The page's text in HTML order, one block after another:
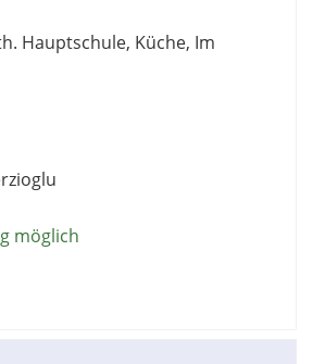
Hauptschule, Küche, Im
möglich